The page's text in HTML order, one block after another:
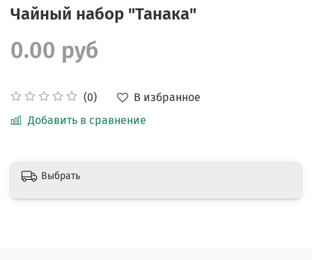
Чайный набор "Танака"
(0)
В избранное
Добавить в сравнение
0.00 руб
Выбрать